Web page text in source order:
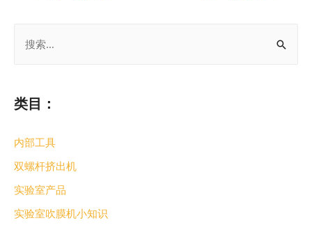
类目：
内部工具
双螺杆挤出机
实验室产品
实验室吹膜机小知识